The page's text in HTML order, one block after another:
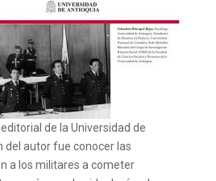
de la Universidad de
del autor fue conocer las
a los militares a cometer